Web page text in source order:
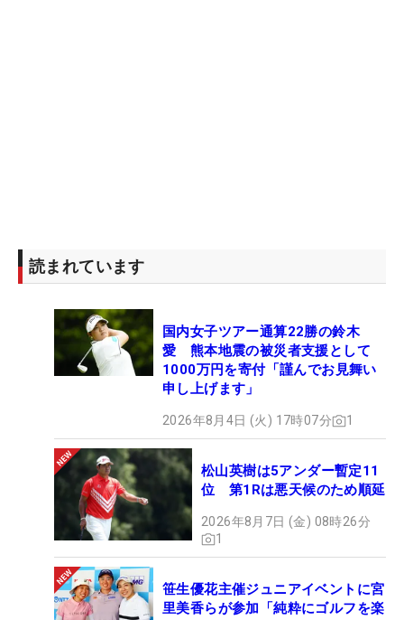
できた。「あまり責めすぎずに、物事を肯定する力
を大事にしていた。結果は（肯定するのは）難しい
けれど、やったことには一生懸命頑張れたと思
う」。さらなる進化を求めていくベテランは、来年
も若手の壁になっていきそうだ。（文・笠井あか
読まれています
国内女子ツアー通算22勝の鈴木
愛 熊本地震の被災者支援として
1000万円を寄付「謹んでお見舞い
申し上げます」
2026年8月4日 (火) 17時07分 1
松山英樹は5アンダー暫定11
位 第1Rは悪天候のため順延
2026年8月7日 (金) 08時26分
1
笹生優花主催ジュニアイベントに宮
里美香らが参加「純粋にゴルフを楽